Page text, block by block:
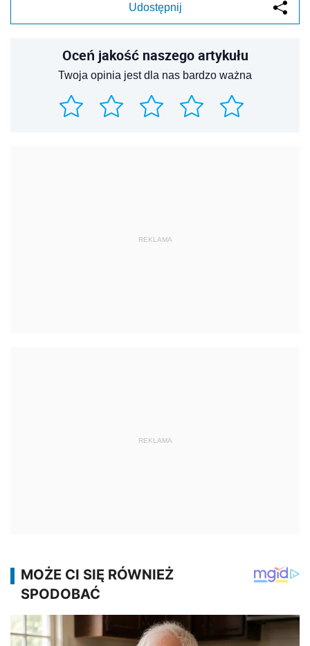
Udostępnij
Oceń jakość naszego artykułu
Twoja opinia jest dla nas bardzo ważna
REKLAMA
REKLAMA